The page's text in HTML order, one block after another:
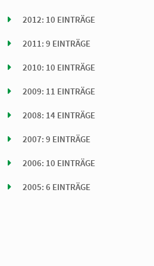
2012: 10 EINTRÄGE
2011: 9 EINTRÄGE
2010: 10 EINTRÄGE
2009: 11 EINTRÄGE
2008: 14 EINTRÄGE
2007: 9 EINTRÄGE
2006: 10 EINTRÄGE
2005: 6 EINTRÄGE